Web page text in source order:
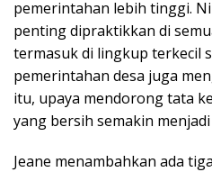
pemerintahan lebih tinggi.
penting dipraktikkan di
termasuk di lingkup terkecil
pemerintahan desa juga
itu, upaya mendorong tata
yang bersih semakin
Jeane menambahkan ada